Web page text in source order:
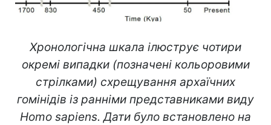
Хронологічна шкала ілюструє чотири
окремі випадки (позначені кольоровими
стрілками) схрещування архаїчних
гомінідів із ранніми представниками виду
Homo sapiens. Дати було встановлено на